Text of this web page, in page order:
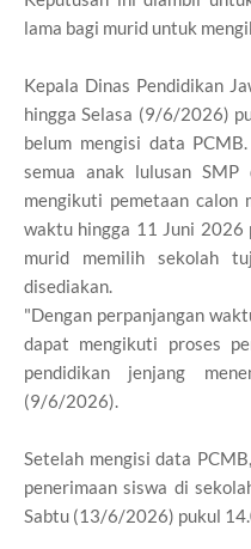
lama bagi murid untuk
Kepala Dinas Pendidikan
hingga Selasa (9/6/2026)
belum mengisi data
semua anak lulusan
mengikuti pemetaan calon
waktu hingga 11 Juni 2026
murid memilih sekolah
disediakan.
"Dengan perpanjangan
dapat mengikuti proses
pendidikan jenjang
(9/6/2026).
Setelah mengisi data
penerimaan siswa di
Sabtu (13/6/2026) pukul